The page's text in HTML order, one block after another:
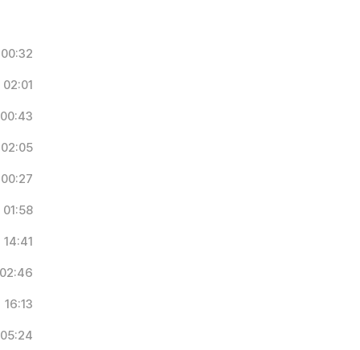
00:32
02:01
00:43
02:05
00:27
01:58
14:41
02:46
16:13
05:24